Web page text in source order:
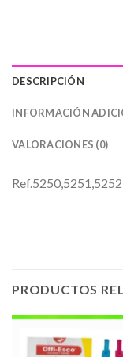
DESCRIPCIÓN
INFORMACIÓN
VALORACIONES (0)
PRODUCTOS